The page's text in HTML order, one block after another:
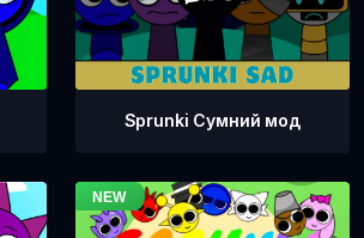
Sprunki Сумний мод